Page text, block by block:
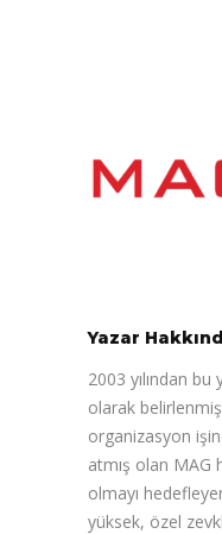
Yazar
2003 yılından
olarak
organizasyon
atmış olan MAG
olmayı
yüksek, özel